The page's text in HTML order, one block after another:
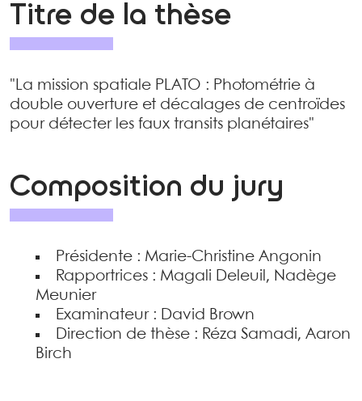
Titre de la thèse
"La mission spatiale PLATO : Photométrie à
double ouverture et décalages de centroïdes
pour détecter les faux transits planétaires"
Composition du jury
Présidente : Marie-Christine Angonin
Rapportrices : Magali Deleuil, Nadège
Meunier
Examinateur : David Brown
Direction de thèse : Réza Samadi, Aaron
Birch